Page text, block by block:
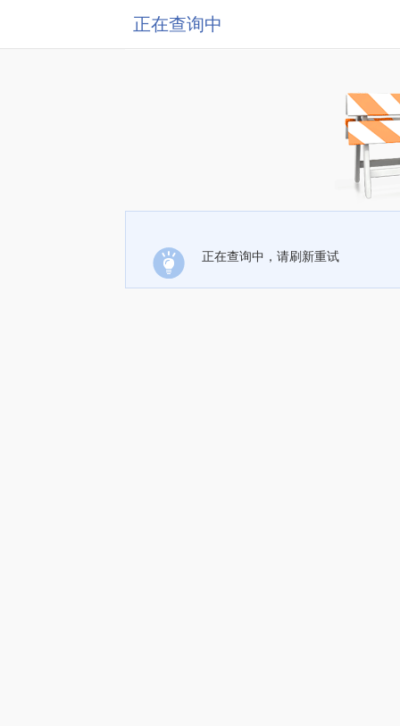
正在查询中
正在查询中，请刷新重试